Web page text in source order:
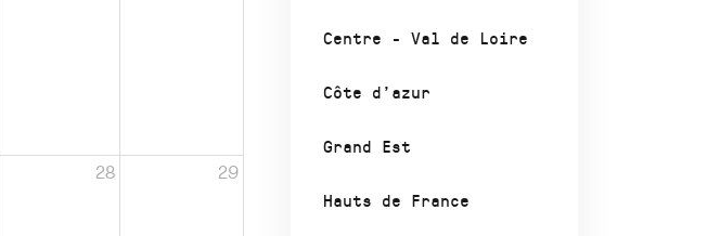
Centre - Val de Loire
Côte d’azur
Grand Est
Hauts de France
28 29